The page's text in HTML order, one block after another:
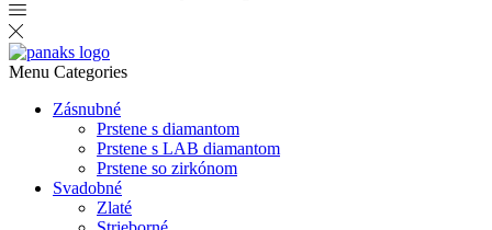
Menu Categories
Zásnubné
Prstene s diamantom
Prstene s LAB diamantom
Prstene so zirkónom
Svadobné
Zlaté